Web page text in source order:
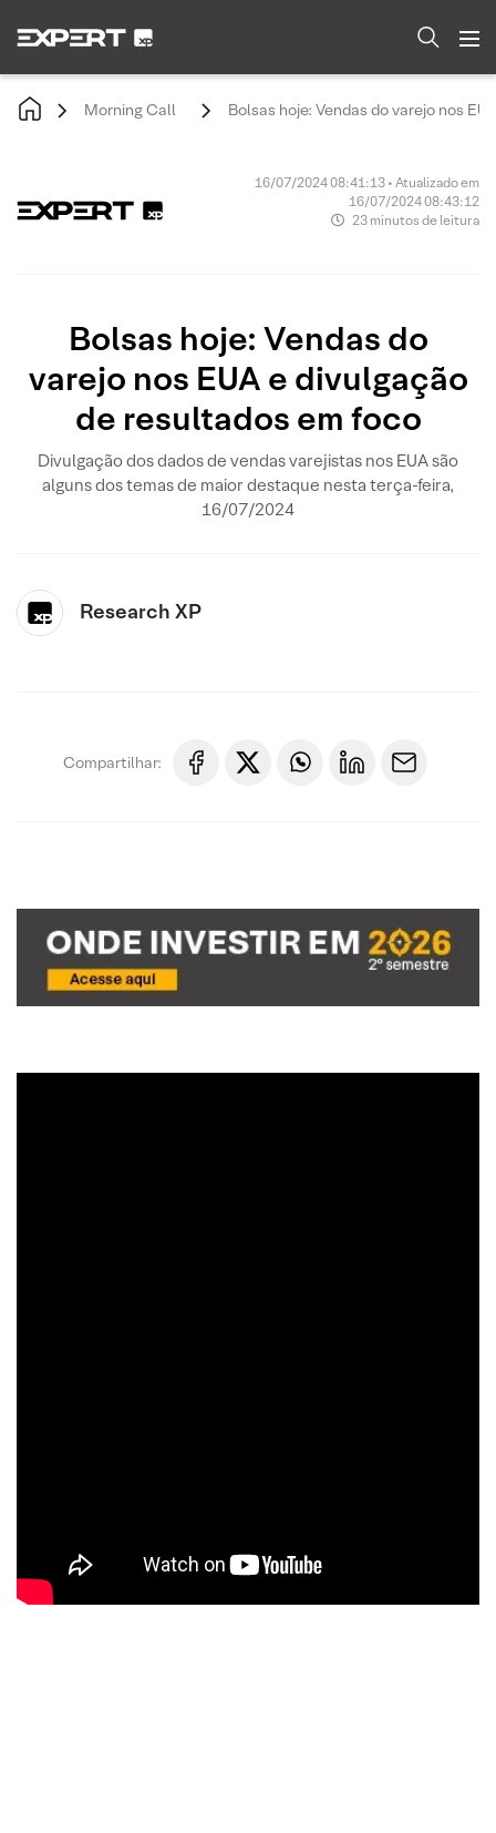
Morning Call Bolsas hoje: Vendas do varejo nos
16/07/2024 08:41:13 • Atualizado em
16/07/2024 08:43:12
23 minutos de leitura
Bolsas hoje: Vendas do
varejo nos EUA e divulgação
de resultados em foco
Divulgação dos dados de vendas varejistas nos EUA são
alguns dos temas de maior destaque nesta terça-feira,
16/07/2024
Research XP
Compartilhar: